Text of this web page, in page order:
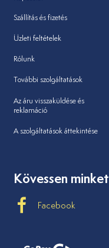
Szállítás és fizetés
Üzleti feltételek
Rólunk
További szolgáltatások
Az áru visszaküldése és
reklamáció
A szolgáltatások áttekintése
Kövessen minket
Facebook